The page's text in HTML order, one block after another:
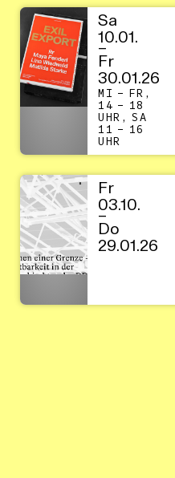
Sa
10.01.
–
Fr
30.01.26
MI – FR,
14 – 18
UHR, SA
11 – 16
UHR
Fr
03.10.
–
Do
29.01.26